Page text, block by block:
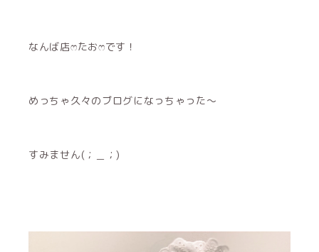
なんば店ෆ‪たおෆ‪です！
めっちゃ久々のブログになっちゃった〜
すみません(；＿；)